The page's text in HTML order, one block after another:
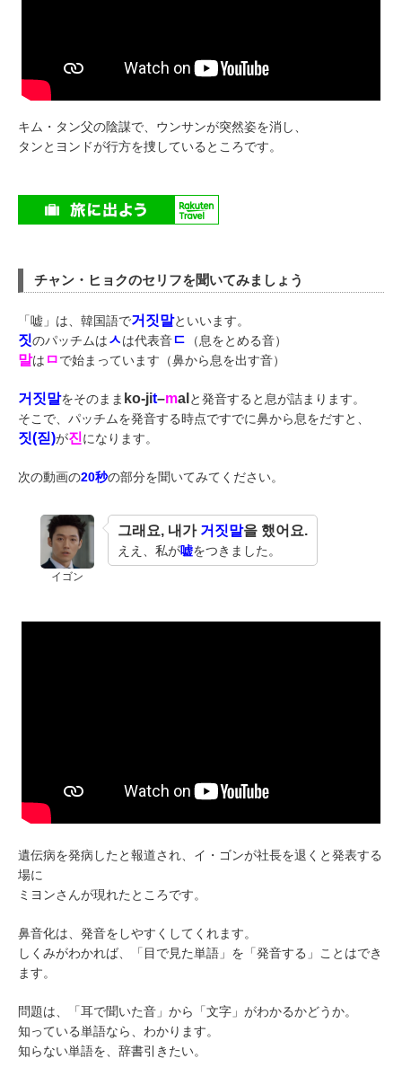
キム・タン父の陰謀で、ウンサンが突然姿を消し、
タンとヨンドが行方を捜しているところです。
チャン・ヒョクのセリフを聞いてみましょう
「嘘」は、韓国語で거짓말といいます。
짓のパッチムはㅅは代表音ㄷ （息をとめる音）
말は ㅁで始まっています（鼻から息を出す音）
거짓말をそのまま ko-jit–mal と発音すると息が詰まります。
そこで、パッチムを発音する時点ですでに鼻から息をだすと、
짓(짇)が진になります。
次の動画の20秒の部分を聞いてみてください。
イゴン
그래요, 내가 거짓말을 했어요.
ええ、私が嘘をつきました。
遺伝病を発病したと報道され、イ・ゴンが社長を退くと発表する
場に
ミヨンさんが現れたところです。
鼻音化は、発音をしやすくしてくれます。
しくみがわかれば、「目で見た単語」を「発音する」ことはでき
ます。
問題は、「耳で聞いた音」から「文字」がわかるかどうか。
知っている単語なら、わかります。
知らない単語を、辞書引きたい。